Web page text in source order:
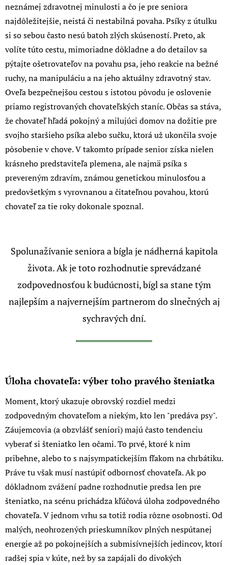
neznámej zdravotnej minulosti a čo je pre seniora
najdôležitejšie, neistá či nestabilná povaha. Psíky z útulku
si so sebou často nesú batoh zlých skúseností. Preto, ak
volíte túto cestu, mimoriadne dôkladne a do detailov sa
pýtajte ošetrovateľov na povahu psa, jeho reakcie na bežné
ruchy, na manipuláciu a na jeho aktuálny zdravotný stav.
Oveľa bezpečnejšou cestou s istotou pôvodu je oslovenie
priamo registrovaných chovateľských staníc. Občas sa stáva,
že chovateľ hľadá pokojný a milujúci domov na dožitie pre
svojho staršieho psíka alebo sučku, ktorá už ukončila svoje
pôsobenie v chove. V takomto prípade senior získa nielen
krásneho predstaviteľa plemena, ale najmä psíka s
prevereným zdravím, známou genetickou minulosťou a
predovšetkým s vyrovnanou a čitateľnou povahou, ktorú
chovateľ za tie roky dokonale spoznal.
Spolunažívanie seniora a bígla je nádherná kapitola
života. Ak je toto rozhodnutie sprevádzané
zodpovednosťou k budúcnosti, bígl sa stane tým
najlepším a najvernejším partnerom do slnečných aj
sychravých dní.
Úloha chovateľa: výber toho pravého šteniatka
Moment, ktorý ukazuje obrovský rozdiel medzi
zodpovedným chovateľom a niekým, kto len "predáva psy".
Záujemcovia (a obzvlášť seniori) majú často tendenciu
vyberať si šteniatko len očami. To prvé, ktoré k nim
pribehne, alebo to s najsympatickejším fľakom na chrbátiku.
Práve tu však musí nastúpiť odbornosť chovateľa. Ak po
dôkladnom zvážení padne rozhodnutie predsa len pre
šteniatko, na scénu prichádza kľúčová úloha zodpovedného
chovateľa. V jednom vrhu sa totiž rodia rôzne osobnosti. Od
malých, neohrozených prieskumníkov plných nespútanej
energie až po pokojnejších a submisívnejších jedincov, ktorí
radšej spia v kúte, než by sa zapájali do divokých